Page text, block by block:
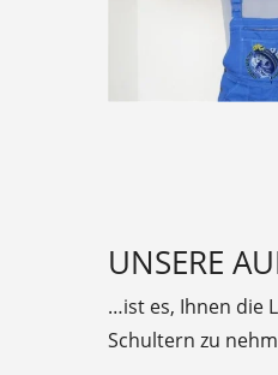
UNSERE
…ist es, Ihnen die
Schultern zu